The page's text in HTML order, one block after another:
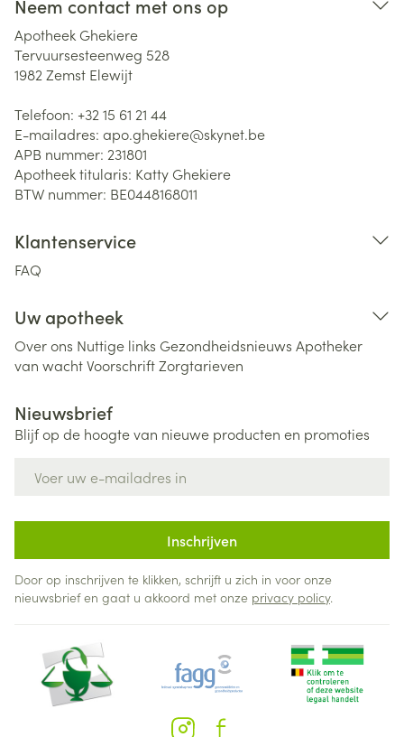
Neem contact met ons op
Apotheek Ghekiere
Tervuursesteenweg 528
1982 Zemst Elewijt
Telefoon: +32 15 61 21 44
E-mailadres: apo.ghekiere@skynet.be
APB nummer: 231801
Apotheek titularis: Katty Ghekiere
BTW nummer: BE0448168011
Klantenservice
FAQ
Uw apotheek
Over ons Nuttige links Gezondheidsnieuws Apotheker
van wachtVoorschriftZorgtarieven
Nieuwsbrief
Blijf op de hoogte van nieuwe producten en promoties
Inschrijven
Door op inschrijven te klikken, schrijft u zich in voor onze
nieuwsbrief en gaat u akkoord met onze privacy policy.